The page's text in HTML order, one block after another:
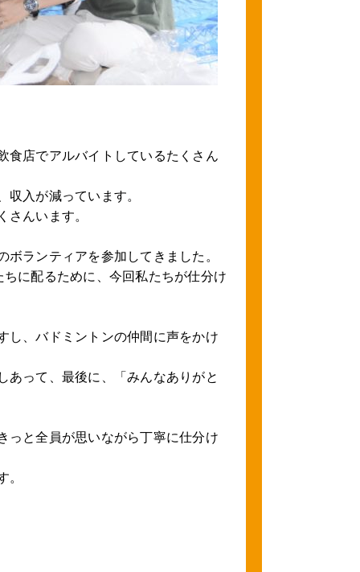
食店でアルバイトしているたくさん
入が減っています。
んいます。
ランティアを参加してきました。
に配るために、今回私たちが仕分け
し、バドミントンの仲間に声をかけ
あって、最後に、「みんなありがと
っと全員が思いながら丁寧に仕分け